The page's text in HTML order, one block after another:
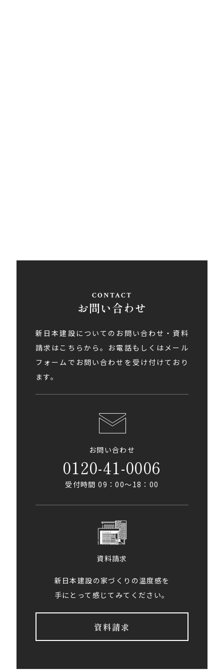
お問い合わせ
新日本建設についてのお問い合わせ・資料
請求はこちらから。お電話もしくはメール
フォームでお問い合わせを受け付けており
ます。
お問い合わせ
0120-41-0006
受付時間 09：00〜18：00
資料請求
新日本建設の家づくりの温度感を
手にとって感じてみてください。
資料請求